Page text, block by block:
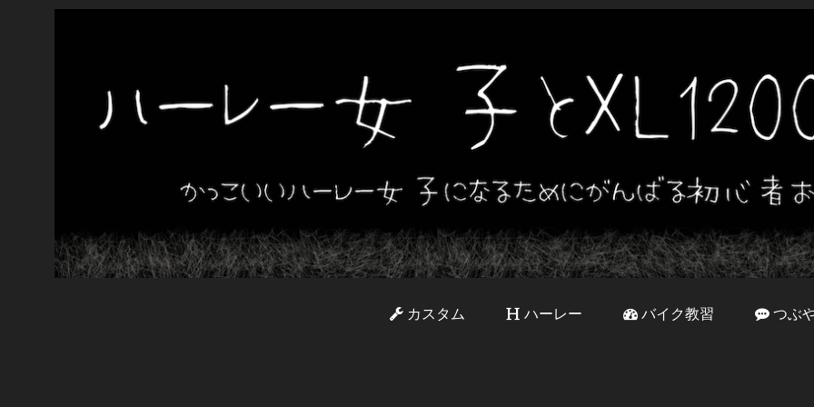
カスタム ハーレー バイク教習 つぶ